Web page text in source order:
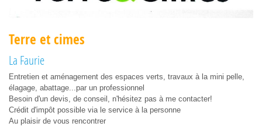
Terre et cimes
La Faurie
Entretien et aménagement des espaces verts, travaux à la mini pelle,
élagage, abattage...par un professionnel
Besoin d'un devis, de conseil, n'hésitez pas à me contacter!
Crédit d'impôt possible via le service à la personne
Au plaisir de vous rencontrer